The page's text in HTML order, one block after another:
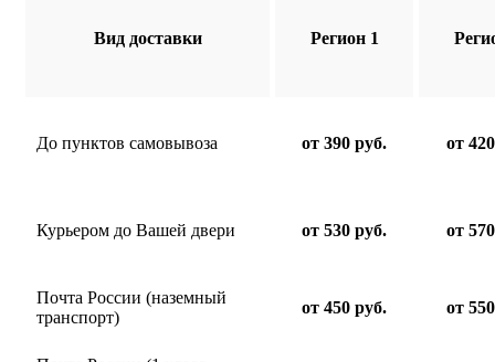
Вид доставки Регион 1
До пунктов самовывоза от 390 руб. от
Курьером до Вашей двери от 530 руб. от
Почта России (наземный
транспорт)
от 450 руб. от